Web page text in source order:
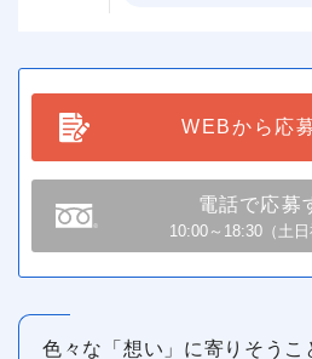
WEBから応
電話で応募
10:00～18:30（土日
色々な「想い」に寄りそうこ